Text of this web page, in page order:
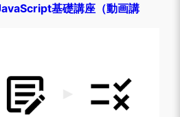
基礎講座（動画講